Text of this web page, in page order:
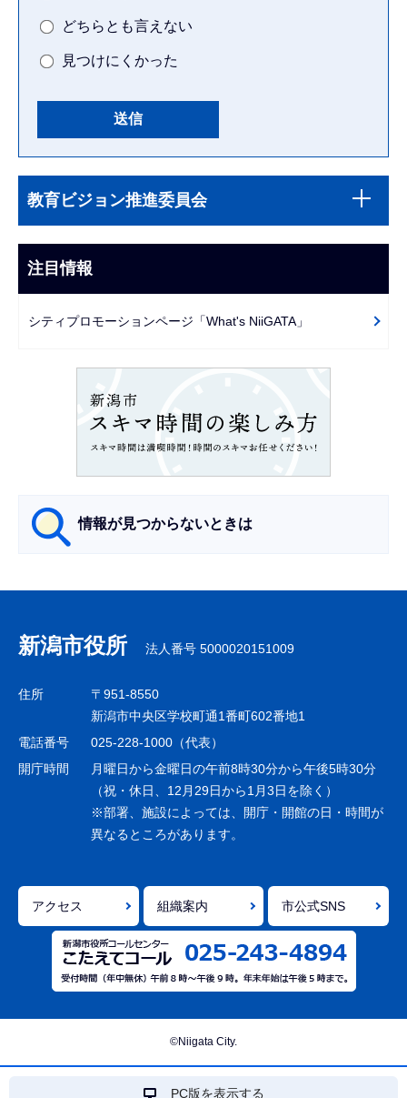
どちらとも言えない
見つけにくかった
文
こ
ま
で
サ
ブ
ビ
ー
教育ビジョン推進委員会
注目情報
シティプロモーションページ「What's NiiGATA」
情報が見つからないときは
ナ
ビ
ゲ
シ
ョ
で
新潟市役所 法人番号 5000020151009
住所
〒951-8550
新潟市中央区学校町通1番町602番地1
電話番号
025-228-1000（代表）
開庁時間
月曜日から金曜日の午前8時30分から午後5時30分
（祝・休日、12月29日から1月3日を除く）
※部署、施設によっては、開庁・開館の日・時間が
異なるところがあります。
アクセス 組織案内 市公式SNS
©Niigata City.
PC版を表示する